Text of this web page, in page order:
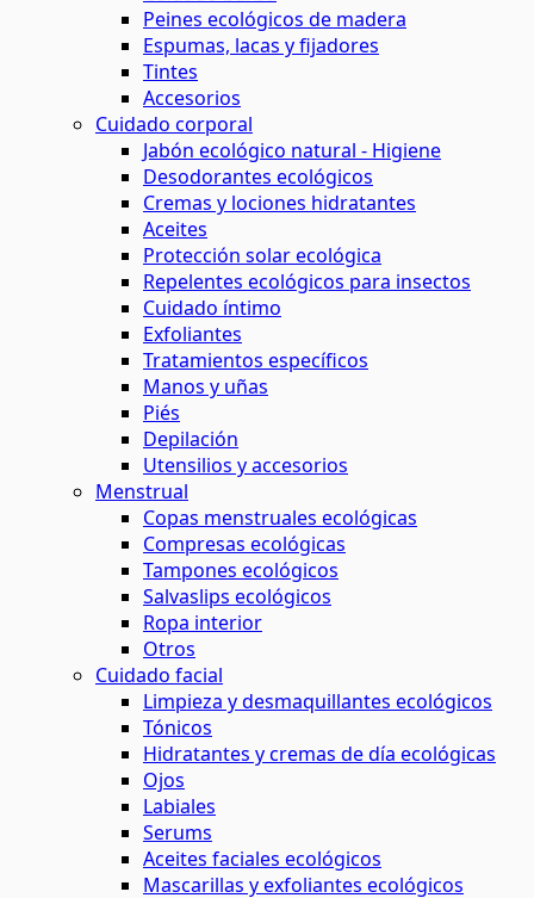
Peines ecológicos de madera
Espumas, lacas y fijadores
Tintes
Accesorios
Cuidado corporal
Jabón ecológico natural - Higiene
Desodorantes ecológicos
Cremas y lociones hidratantes
Aceites
Protección solar ecológica
Repelentes ecológicos para insectos
Cuidado íntimo
Exfoliantes
Tratamientos específicos
Manos y uñas
Piés
Depilación
Utensilios y accesorios
Menstrual
Copas menstruales ecológicas
Compresas ecológicas
Tampones ecológicos
Salvaslips ecológicos
Ropa interior
Otros
Cuidado facial
Limpieza y desmaquillantes ecológicos
Tónicos
Hidratantes y cremas de día ecológicas
Ojos
Labiales
Serums
Aceites faciales ecológicos
Mascarillas y exfoliantes ecológicos